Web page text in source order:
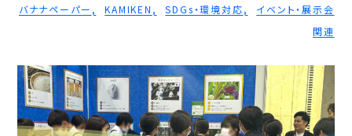
バナナペーパー
KAMIKEN SDGs・環境対応
イベント・展示会
関連